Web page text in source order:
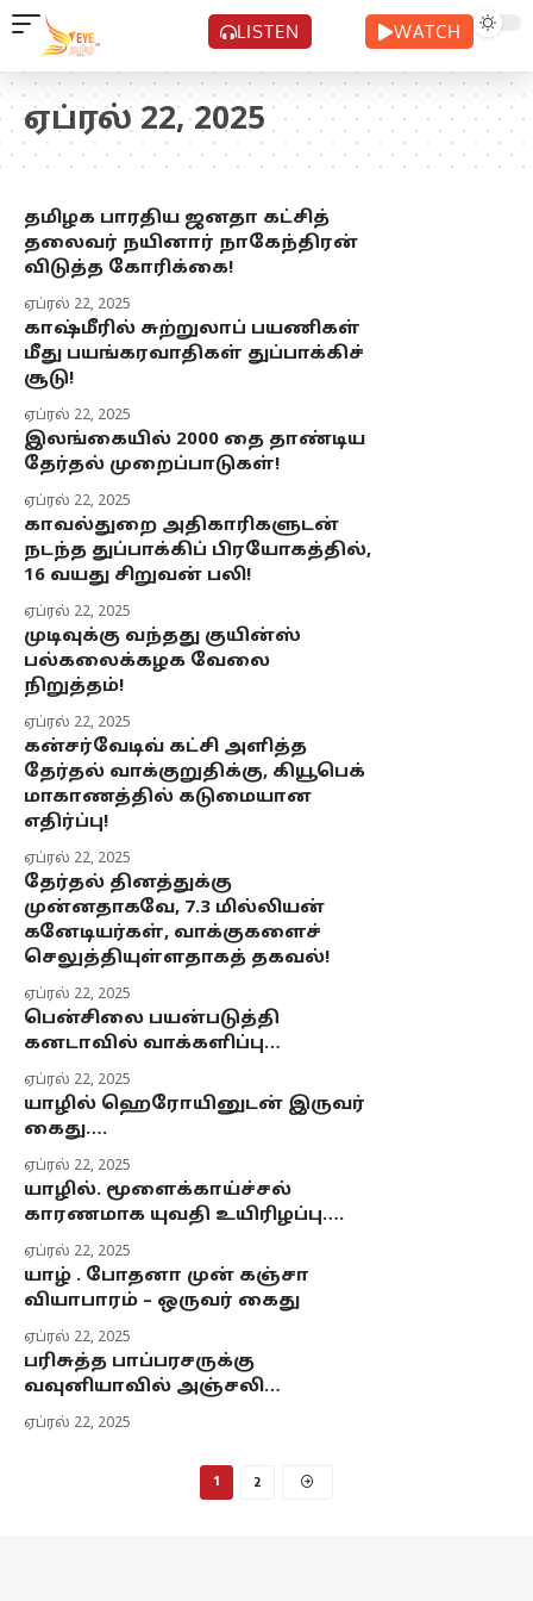
LISTEN WATCH
ஏப்ரல் 22, 2025
தமிழக பாரதிய ஜனதா கட்சித்
தலைவர் நயினார் நாகேந்திரன்
விடுத்த கோரிக்கை!
ஏப்ரல் 22, 2025
காஷ்மீரில் சுற்றுலாப் பயணிகள்
மீது பயங்கரவாதிகள் துப்பாக்கிச்
சூடு!
ஏப்ரல் 22, 2025
இலங்கையில் 2000 தை தாண்டிய
தேர்தல் முறைப்பாடுகள்!
ஏப்ரல் 22, 2025
காவல்துறை அதிகாரிகளுடன்
நடந்த துப்பாக்கிப் பிரயோகத்தில்,
16 வயது சிறுவன் பலி!
ஏப்ரல் 22, 2025
முடிவுக்கு வந்தது குயின்ஸ்
பல்கலைக்கழக வேலை
நிறுத்தம்!
ஏப்ரல் 22, 2025
கன்சர்வேடிவ் கட்சி அளித்த
தேர்தல் வாக்குறுதிக்கு, கியூபெக்
மாகாணத்தில் கடுமையான
எதிர்ப்பு!
ஏப்ரல் 22, 2025
தேர்தல் தினத்துக்கு
முன்னதாகவே, 7.3 மில்லியன்
கனேடியர்கள், வாக்குகளைச்
செலுத்தியுள்ளதாகத் தகவல்!
ஏப்ரல் 22, 2025
பென்சிலை பயன்படுத்தி
கனடாவில் வாக்களிப்பு…
ஏப்ரல் 22, 2025
யாழில் ஹெரோயினுடன் இருவர்
கைது….
ஏப்ரல் 22, 2025
யாழில். மூளைக்காய்ச்சல்
காரணமாக யுவதி உயிரிழப்பு….
ஏப்ரல் 22, 2025
யாழ் . போதனா முன் கஞ்சா
வியாபாரம் – ஒருவர் கைது
ஏப்ரல் 22, 2025
பரிசுத்த பாப்பரசருக்கு
வவுனியாவில் அஞ்சலி…
ஏப்ரல் 22, 2025
1 2